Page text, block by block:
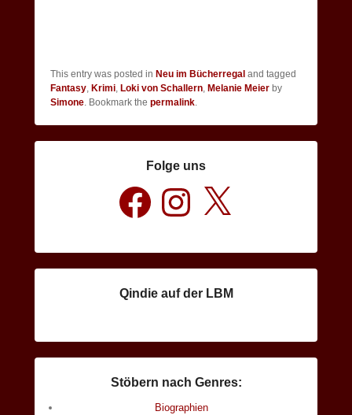
This entry was posted in Neu im Bücherregal and tagged
Fantasy, Krimi, Loki von Schallern, Melanie Meier by
Simone. Bookmark the permalink.
Folge uns
Facebook Instagram
Qindie auf der LBM
Stöbern nach Genres:
Biographien